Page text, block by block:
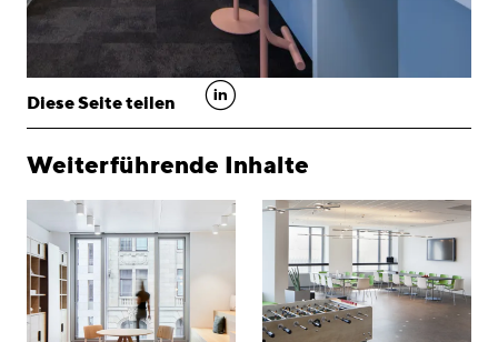
Diese Seite teilen linkedin
Weiterführende Inhalte